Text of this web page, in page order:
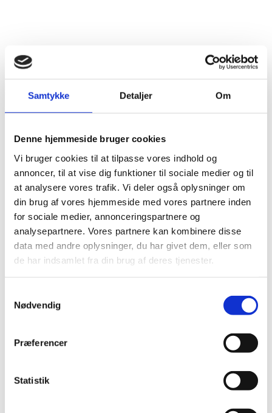
Samtykke Detaljer Om
Denne hjemmeside bruger cookies
Vi bruger cookies til at tilpasse vores indhold og
annoncer, til at vise dig funktioner til sociale medier og til
at analysere vores trafik. Vi deler også oplysninger om
din brug af vores hjemmeside med vores partnere inden
for sociale medier, annonceringspartnere og
analysepartnere. Vores partnere kan kombinere disse
data med andre oplysninger, du har givet dem, eller som
de har indsamlet fra din brug af deres tjenester.
Nødvendig
Præferencer
Statistik
Det overordnede mål med støtten gennem
civilsamfundspartnere er at støtte demokrati og
tilgang med særligt fokus på svage, marginaliserede
og udsatte grupper.
Civilsamfundet bidrager til støtte af stærke og
uafhængige civilsamfund, som er en grundpille i
demokratiske samfund og et mål i sig selv. Samt til at
sikre fundamentale rettigheder, fremme ligestilling,
piger og kvinders rettigheder og give stemme til
sårbare, forfulgte og udsatte grupper.
Civilsamfundet er også stærke humanitære partnere
levevilkår for sårbare grupper, genopbygning af
konflikt- eller katastroferamte samfund samt varige
løsninger for flygtninge, internt fodrevne og berørte
lokalsamfund.